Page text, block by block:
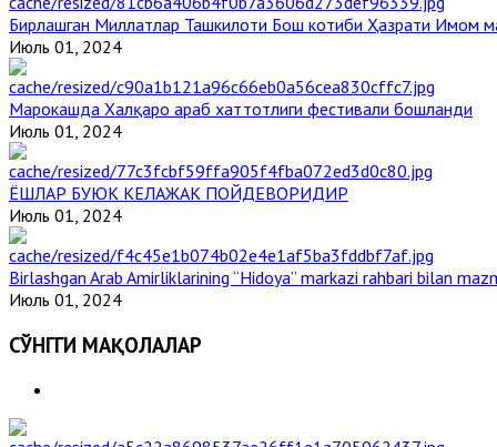
Бирлашган Миллатлар Ташкилоти Бош котиби Ҳазрати Имом
Июль 01, 2024
Марокашда Халқаро араб хаттотлиги фестивали бошланди
Июль 01, 2024
ЁШЛАР БУЮК КЕЛАЖАК ПОЙДЕВОРИДИР
Июль 01, 2024
Birlashgan Arab Amirliklarining “Hidoya” markazi rahbari bilan
Июль 01, 2024
СЎНГГИ МАҚОЛАЛАР